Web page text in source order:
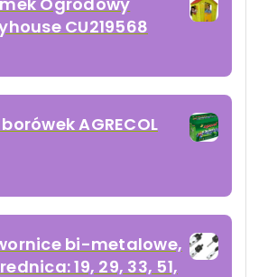
CU219568
AGRECOL
bi-metalowe,
19, 29, 33, 51,